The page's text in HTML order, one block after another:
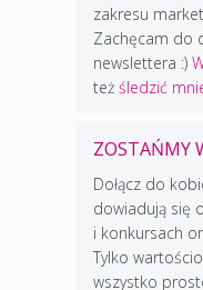
zakresu
Zachęcam do
newslettera :)
też śledzić
ZOSTAŃMY
Dołącz do
dowiadują się
i konkursach
Tylko
wszystko